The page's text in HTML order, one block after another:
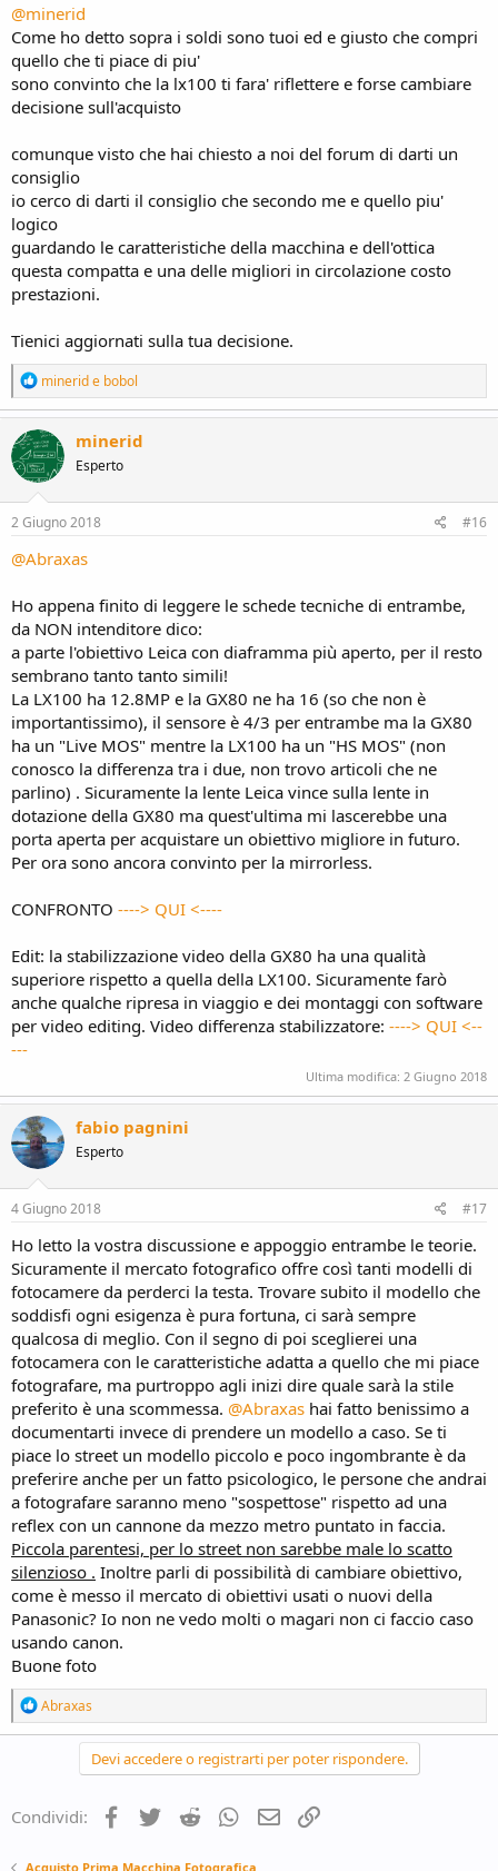
@minerid
Come ho detto sopra i soldi sono tuoi ed e giusto che compri
quello che ti piace di piu'
sono convinto che la lx100 ti fara' riflettere e forse cambiare
decisione sull'acquisto
comunque visto che hai chiesto a noi del forum di darti un
consiglio
io cerco di darti il consiglio che secondo me e quello piu'
logico
guardando le caratteristiche della macchina e dell'ottica
questa compatta e una delle migliori in circolazione costo
prestazioni.
Tienici aggiornati sulla tua decisione.
R
e
a
c
t
i
o
n
s
mineride bobol
minerid
Esperto
2 Giugno 2018 #16
@Abraxas
Ho appena finito di leggere le schede tecniche di entrambe,
da NON intenditore dico:
a parte l'obiettivo Leica con diaframma più aperto, per il resto
sembrano tanto tanto simili!
La LX100 ha 12.8MP e la GX80 ne ha 16 (so che non è
importantissimo), il sensore è 4/3 per entrambe ma la GX80
ha un "Live MOS" mentre la LX100 ha un "HS MOS" (non
conosco la differenza tra i due, non trovo articoli che ne
parlino) . Sicuramente la lente Leica vince sulla lente in
dotazione della GX80 ma quest'ultima mi lascerebbe una
porta aperta per acquistare un obiettivo migliore in futuro.
Per ora sono ancora convinto per la mirrorless.
CONFRONTO ----> QUI <----
Edit: la stabilizzazione video della GX80 ha una qualità
superiore rispetto a quella della LX100. Sicuramente farò
anche qualche ripresa in viaggio e dei montaggi con software
per video editing. Video differenza stabilizzatore: ----> QUI <--
---
Ultima modifica: 2 Giugno 2018
fabio pagnini
Esperto
4 Giugno 2018 #17
Ho letto la vostra discussione e appoggio entrambe le teorie.
Sicuramente il mercato fotografico offre così tanti modelli di
fotocamere da perderci la testa. Trovare subito il modello che
soddisfi ogni esigenza è pura fortuna, ci sarà sempre
qualcosa di meglio. Con il segno di poi sceglierei una
fotocamera con le caratteristiche adatta a quello che mi piace
fotografare, ma purtroppo agli inizi dire quale sarà la stile
preferito è una scommessa. @Abraxas hai fatto benissimo a
documentarti invece di prendere un modello a caso. Se ti
piace lo street un modello piccolo e poco ingombrante è da
preferire anche per un fatto psicologico, le persone che andrai
a fotografare saranno meno "sospettose" rispetto ad una
reflex con un cannone da mezzo metro puntato in faccia.
Piccola parentesi, per lo street non sarebbe male lo scatto
silenzioso . Inoltre parli di possibilità di cambiare obiettivo,
come è messo il mercato di obiettivi usati o nuovi della
Panasonic? Io non ne vedo molti o magari non ci faccio caso
usando canon.
Buone foto
R
e
a
o
n
:
Abraxas
Devi accedere o registrarti per poter rispondere.
Condividi: Facebook
TwitterReddit WhatsApp
e-mailLink
Acquisto Prima Macchina Fotografica